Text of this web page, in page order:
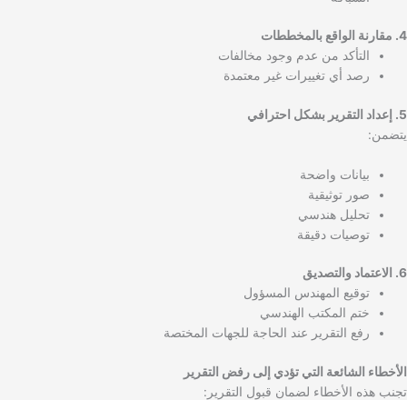
4. مقارنة الواقع بالمخططات
التأكد من عدم وجود مخالفات
رصد أي تغييرات غير معتمدة
5. إعداد التقرير بشكل احترافي
يتضمن:
بيانات واضحة
صور توثيقية
تحليل هندسي
توصيات دقيقة
6. الاعتماد والتصديق
توقيع المهندس المسؤول
ختم المكتب الهندسي
رفع التقرير عند الحاجة للجهات المختصة
الأخطاء الشائعة التي تؤدي إلى رفض التقرير
تجنب هذه الأخطاء لضمان قبول التقرير: